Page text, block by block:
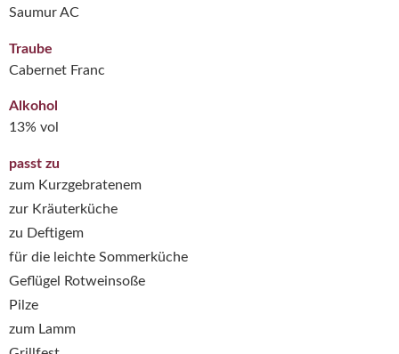
Saumur AC
Traube
Cabernet Franc
Alkohol
13% vol
passt zu
zum Kurzgebratenem
zur Kräuterküche
zu Deftigem
für die leichte Sommerküche
Geflügel Rotweinsoße
Pilze
zum Lamm